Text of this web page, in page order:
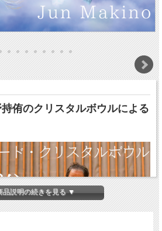
侑のクリスタルボウルによる
説明の続きを見る ▼